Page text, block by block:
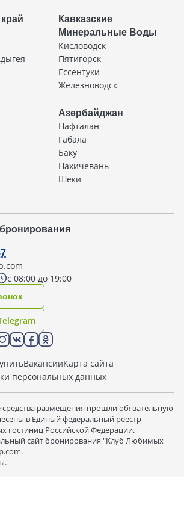
Кавказские
Минеральные Воды
Кисловодск
Пятигорск
Ессентуки
Железноводск
Азербайджан
Нафталан
Габала
Баку
Нахичевань
Шеки
с 08:00 до 19:00
ВакансииКарта сайта
персональных данных
средства размещения прошли обязательную
в Единый федеральный реестр
гостиниц Российской Федерации.
сайт бронирования "Клуб Любимых